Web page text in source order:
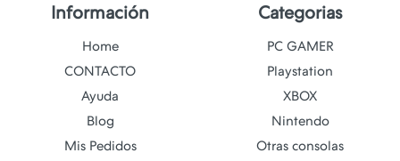
Información
Home
CONTACTO
Ayuda
Blog
Mis Pedidos
Categorias
PC GAMER
Playstation
XBOX
Nintendo
Otras consolas